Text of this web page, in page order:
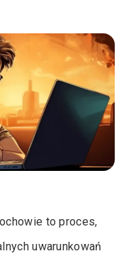
to proces,
uwarunkowań